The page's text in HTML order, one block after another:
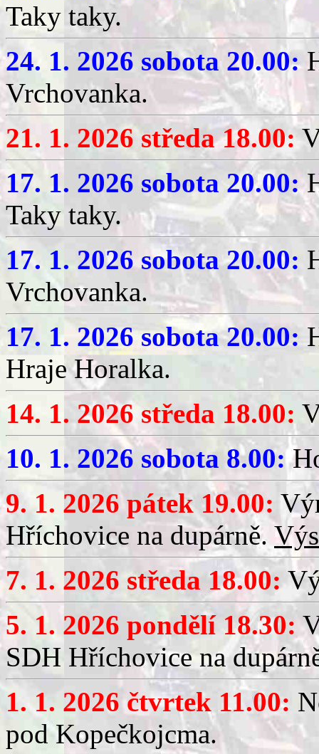
Taky taky.
24. 1. 2026 sobota 20.00:
Vrchovanka.
21. 1. 2026 středa 18.00:
17. 1. 2026 sobota 20.00:
Taky taky.
17. 1. 2026 sobota 20.00:
Vrchovanka.
17. 1. 2026 sobota 20.00:
Hraje Horalka.
14. 1. 2026 středa 18.00:
10. 1. 2026 sobota 8.00:
9. 1. 2026 pátek 19.00:
Hříchovice na dupárně.
7. 1. 2026 středa 18.00:
5. 1. 2026 pondělí 18.30:
SDH Hříchovice na
1. 1. 2026 čtvrtek 11.00:
pod Kopečkojcma.